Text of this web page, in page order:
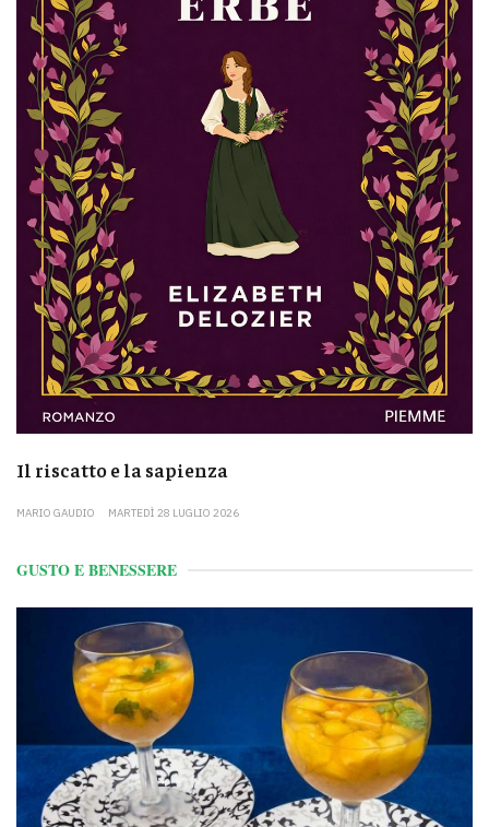
Il riscatto e la sapienza
MARIO GAUDIO MARTEDÌ 28 LUGLIO 2026
GUSTO E BENESSERE